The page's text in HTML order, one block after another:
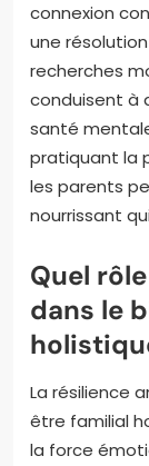
connexion
une
recherches
conduisent à
santé
pratiquant la
les parents
nourrissant
Quel
dans le
La résilience
être familial
la force